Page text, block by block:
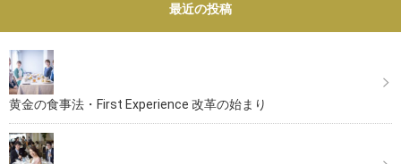
最近の投稿
黄金の食事法・First Experience 改革の始まり